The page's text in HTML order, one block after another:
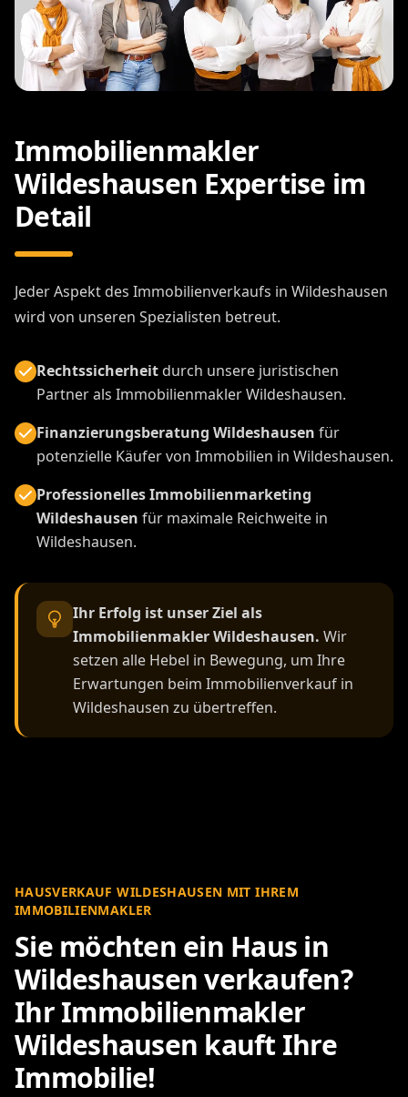
Immobilienmakler
Wildeshausen Expertise im
Detail
Jeder Aspekt des Immobilienverkaufs in Wildeshausen
wird von unseren Spezialisten betreut.
Rechtssicherheitdurch unsere juristischen
Partner als Immobilienmakler Wildeshausen.
Finanzierungsberatung Wildeshausen für
potenzielle Käufer von Immobilien in Wildeshausen.
Professionelles Immobilienmarketing
Wildeshausen für maximale Reichweite in
Wildeshausen.
Ihr Erfolg ist unser Ziel als
Immobilienmakler Wildeshausen. Wir
setzen alle Hebel in Bewegung, um Ihre
Erwartungen beim Immobilienverkauf in
Wildeshausen zu übertreffen.
HAUSVERKAUF WILDESHAUSEN MIT IHREM
IMMOBILIENMAKLER
Sie möchten ein Haus in
Wildeshausen verkaufen?
Ihr Immobilienmakler
Wildeshausen kauft Ihre
Immobilie!